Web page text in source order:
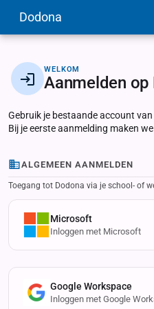
Dodona
WELKOM
Aanmelden op
Gebruik je bestaande account
Bij je eerste aanmelding maken we
ALGEMEEN AANMELDEN
Toegang tot Dodona via je school- of
Microsoft
Inloggen met Microsoft
Google Workspace
Inloggen met Google